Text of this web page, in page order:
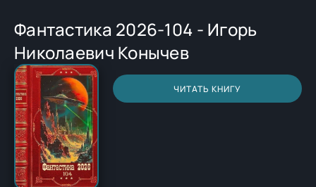
Фантастика 2026-104 - Игорь
Николаевич Конычев
ЧИТАТЬ КНИГУ